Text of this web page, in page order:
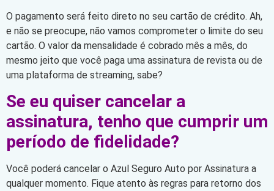
O pagamento será feito direto no seu cartão de crédito. Ah,
e não se preocupe, não vamos comprometer o limite do seu
cartão. O valor da mensalidade é cobrado mês a mês, do
mesmo jeito que você paga uma assinatura de revista ou de
uma plataforma de streaming, sabe?
Se eu quiser cancelar a
assinatura, tenho que cumprir um
período de fidelidade?
Você poderá cancelar o Azul Seguro Auto por Assinatura a
qualquer momento. Fique atento às regras para retorno dos